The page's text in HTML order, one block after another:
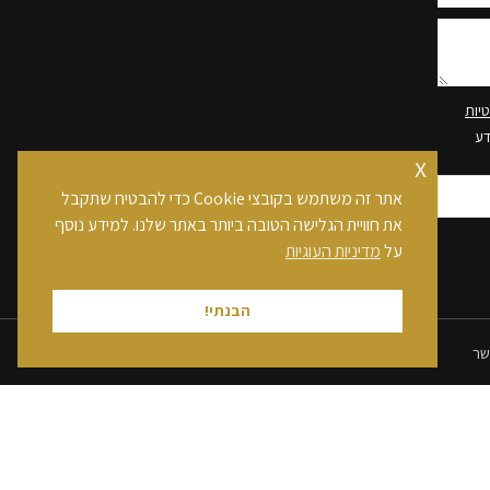
אתר זה משתמש בקובצי Cookie כדי להבטיח שתקבל
את חוויית הגלישה הטובה ביותר באתר שלנו. למידע נוסף
עלמדיניות העוגיות
הבנתי!
x